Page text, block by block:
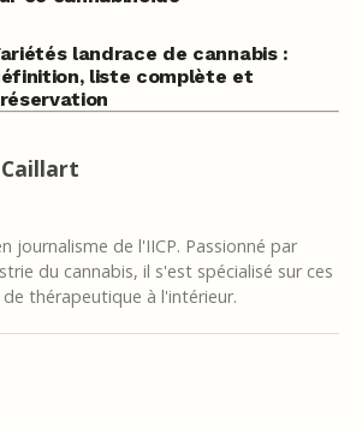
landrace de cannabis :
liste complète et
journalisme de l'IICP. Passionné par
du cannabis, il s'est spécialisé sur ces
thérapeutique à l'intérieur.